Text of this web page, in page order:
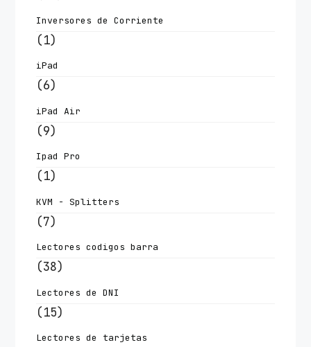
Inversores de Corriente
(1)
iPad
(6)
iPad Air
(9)
Ipad Pro
(1)
KVM - Splitters
(7)
Lectores codigos barra
(38)
Lectores de DNI
(15)
Lectores de tarjetas